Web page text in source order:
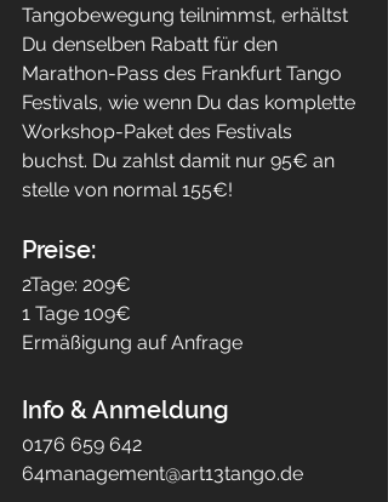
Tangobewegung teilnimmst, erhältst
Du denselben Rabatt für den
Marathon-Pass des Frankfurt Tango
Festivals, wie wenn Du das komplette
Workshop-Paket des Festivals
buchst. Du zahlst damit nur 95€ an
stelle von normal 155€!
Preise:
2Tage: 209€
1 Tage 109€
Ermäßigung auf Anfrage
Info & Anmeldung
0176 659 642
64management@art13tango.de